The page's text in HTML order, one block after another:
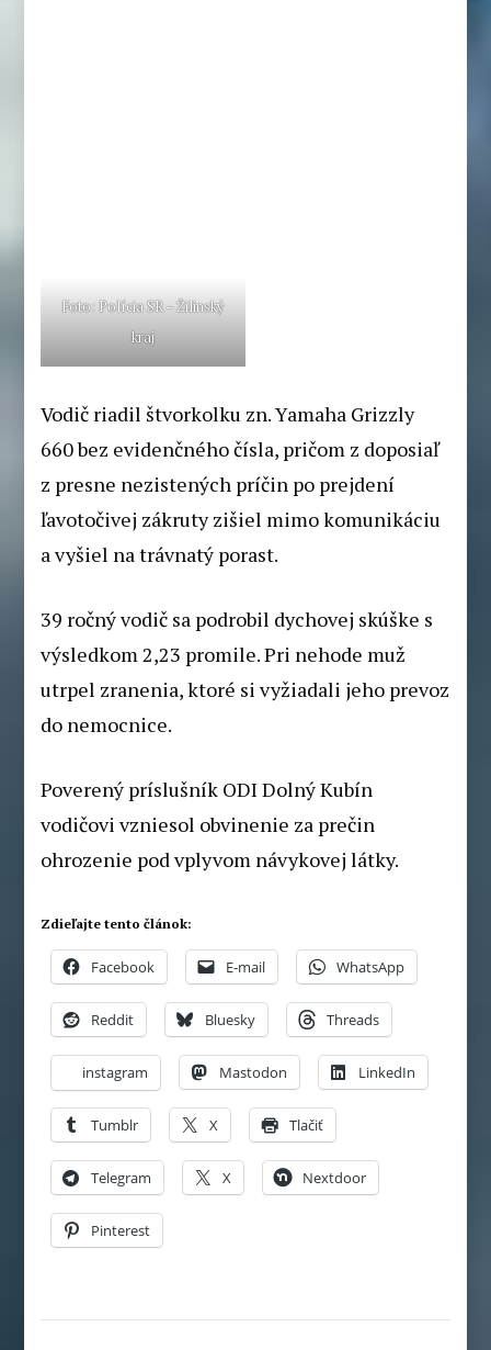
Foto: Polícia SR – Žilinský
kraj
Vodič riadil štvorkolku zn. Yamaha Grizzly
660 bez evidenčného čísla, pričom z doposiaľ
z presne nezistených príčin po prejdení
ľavotočivej zákruty zišiel mimo komunikáciu
a vyšiel na trávnatý porast.
39 ročný vodič sa podrobil dychovej skúške s
výsledkom 2,23 promile. Pri nehode muž
utrpel zranenia, ktoré si vyžiadali jeho prevoz
do nemocnice.
Poverený príslušník ODI Dolný Kubín
vodičovi vzniesol obvinenie za prečin
ohrozenie pod vplyvom návykovej látky.
Zdieľajte tento článok:
Facebook E-mail WhatsApp
Reddit Bluesky Threads
instagram Mastodon LinkedIn
Tumblr X Tlačiť
Telegram X Nextdoor
Pinterest